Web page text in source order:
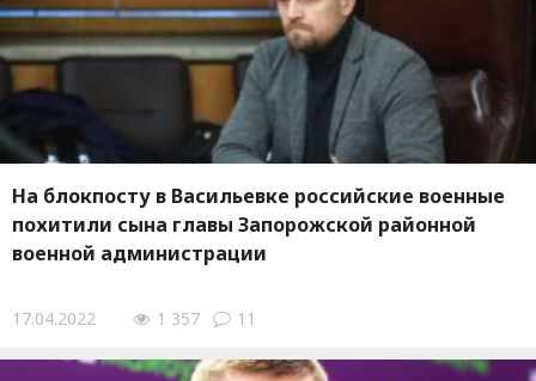
На блокпосту в Васильевке российские военные
похитили сына главы Запорожской районной
военной администрации
17.04.2022 1 357 11